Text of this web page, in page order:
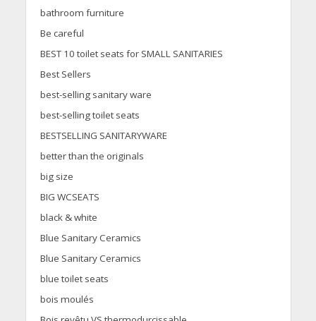
bathroom furniture
Be careful
BEST 10 toilet seats for SMALL SANITARIES
Best Sellers
best-selling sanitary ware
best-selling toilet seats
BESTSELLING SANITARYWARE
better than the originals
big size
BIG WCSEATS
black & white
Blue Sanitary Ceramics
Blue Sanitary Ceramics
blue toilet seats
bois moulés